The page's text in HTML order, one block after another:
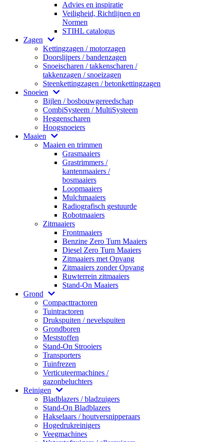
Advies en inspiratie
Veiligheid, Richtlijnen en
Normen
STIHL catalogus
Zagen
Kettingzagen / motorzagen
Doorslijpers / bandenzagen
Snoeischaren / takkenscharen /
takkenzagen / snoeizagen
Steenkettingzagen / betonkettingzagen
Snoeien
Bijlen / bosbouwgereedschap
CombiSysteem / MultiSysteem
Heggenscharen
Hoogsnoeiers
Maaien
Maaien en trimmen
Grasmaaiers
Grastrimmers /
kantenmaaiers /
bosmaaiers
Loopmaaiers
Mulchmaaiers
Radiografisch gestuurde
Robotmaaiers
Zitmaaiers
Frontmaaiers
Benzine Zero Turn Maaiers
Diesel Zero Turn Maaiers
Zitmaaiers met Opvang
Zitmaaiers zonder Opvang
Ruwterrein zitmaaiers
Stand-On Maaiers
Grond
Compacttractoren
Tuintractoren
Drukspuiten / nevelspuiten
Grondboren
Meststoffen
Stand-On Strooiers
Transporters
Tuinfrezen
Verticuteermachines /
gazonbeluchters
Reinigen
Bladblazers / bladzuigers
Stand-On Bladblazers
Hakselaars / houtversnipperaars
Hogedrukreinigers
Veegmachines